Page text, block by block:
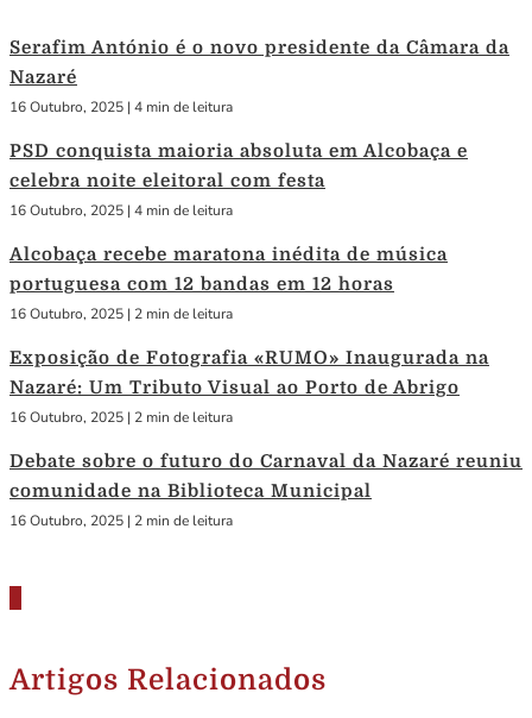
Serafim António é o novo presidente da Câmara da
Nazaré
16 Outubro, 2025 | 4 min de leitura
PSD conquista maioria absoluta em Alcobaça e
celebra noite eleitoral com festa
16 Outubro, 2025 | 4 min de leitura
Alcobaça recebe maratona inédita de música
portuguesa com 12 bandas em 12 horas
16 Outubro, 2025 | 2 min de leitura
Exposição de Fotografia «RUMO» Inaugurada na
Nazaré: Um Tributo Visual ao Porto de Abrigo
16 Outubro, 2025 | 2 min de leitura
Debate sobre o futuro do Carnaval da Nazaré reuniu
comunidade na Biblioteca Municipal
16 Outubro, 2025 | 2 min de leitura
Artigos Relacionados